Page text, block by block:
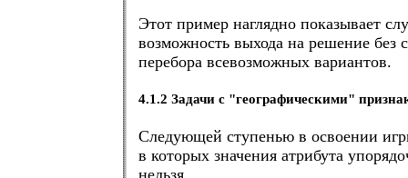
Этот пример наглядно показывает
возможность выхода на решение без
перебора всевозможных вариантов.
4.1.2 Задачи с "географическими"
Следующей ступенью в освоении
в которых значения атрибута